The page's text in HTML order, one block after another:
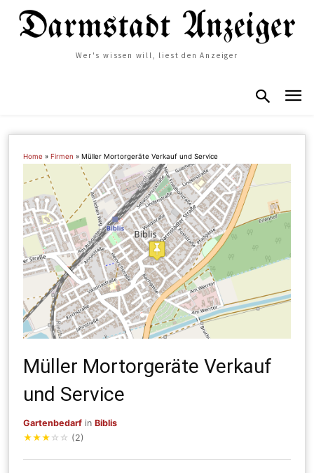
Wer's wissen will, liest den Anzeiger
Home »Firmen »Müller Mortorgeräte Verkauf und Service
Müller Mortorgeräte Verkauf
und Service
Gartenbedarf inBiblis
★★★ ☆ ☆ (2)